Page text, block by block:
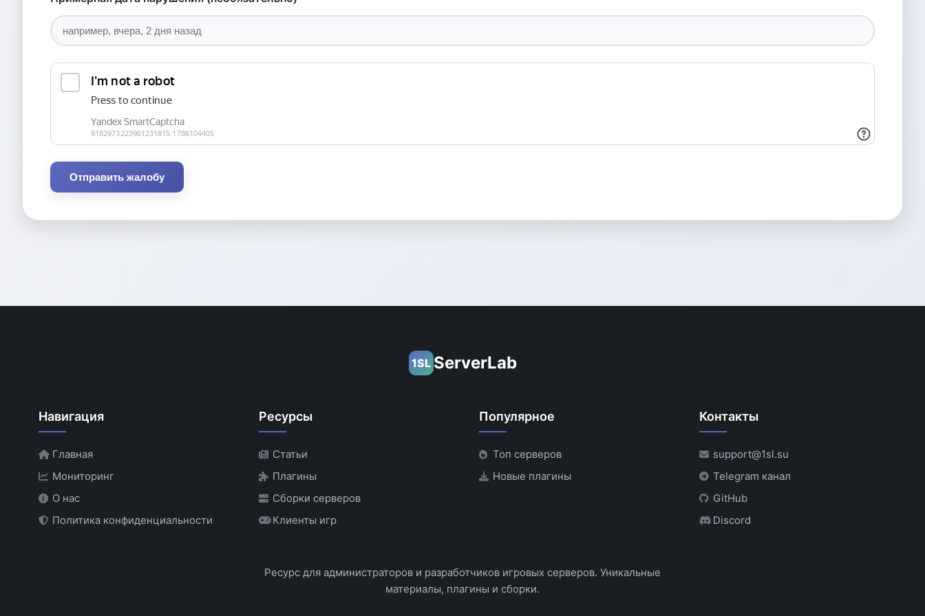
Отправить жалобу
1SL ServerLab
Навигация
Главная
Мониторинг
О нас
Политика конфиденциальности
Ресурсы
Статьи
Плагины
Сборки серверов
Клиенты игр
Популярное
Топ серверов
Новые плагины
Контакты
support@1sl.su
Telegram канал
GitHub
Discord
Ресурс для администраторов и разработчиков игровых серверов. Уникальные
материалы, плагины и сборки.